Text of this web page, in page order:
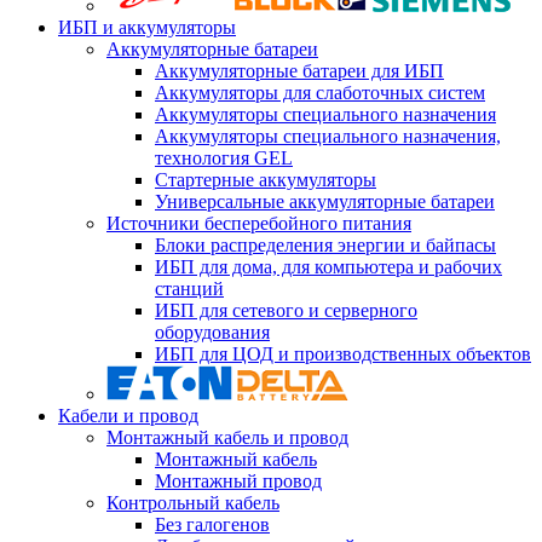
ИБП и аккумуляторы
Аккумуляторные батареи
Аккумуляторные батареи для ИБП
Аккумуляторы для слаботочных систем
Аккумуляторы специального назначения
Аккумуляторы специального назначения,
технология GEL
Стартерные аккумуляторы
Универсальные аккумуляторные батареи
Источники бесперебойного питания
Блоки распределения энергии и байпасы
ИБП для дома, для компьютера и рабочих
станций
ИБП для сетевого и серверного
оборудования
ИБП для ЦОД и производственных объектов
Кабели и провод
Монтажный кабель и провод
Монтажный кабель
Монтажный провод
Контрольный кабель
Без галогенов